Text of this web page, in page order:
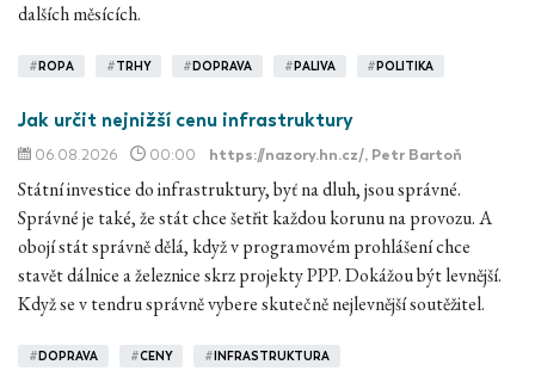
dalších měsících.
# ROPA #TRHY # DOPRAVA # PALIVA # POLITIKA
Jak určit nejnižší cenu infrastruktury
06.08.2026 00:00 https://nazory.hn.cz/, Petr Bartoň
Státní investice do infrastruktury, byť na dluh, jsou správné.
Správné je také, že stát chce šetřit každou korunu na provozu. A
obojí stát správně dělá, když v programovém prohlášení chce
stavět dálnice a železnice skrz projekty PPP. Dokážou být levnější.
Když se v tendru správně vybere skutečně nejlevnější soutěžitel.
# DOPRAVA #CENY # INFRASTRUKTURA